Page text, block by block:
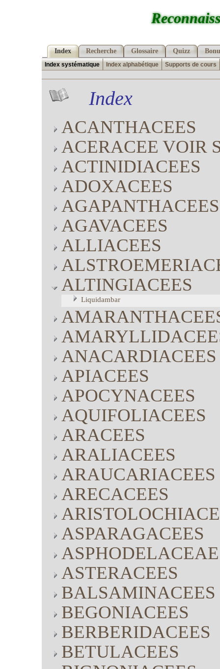
Index Recherche Glossaire Quizz
Index systématique Index alphabétique Supports de cours
Index
ACANTHACEES
ACERACEE VOIR
ACTINIDIACEES
ADOXACEES
AGAPANTHACEES
AGAVACEES
ALLIACEES
ALTINGIACEES
Liquidambar
ANACARDIACEES
APIACEES
APOCYNACEES
AQUIFOLIACEES
ARACEES
ARALIACEES
ARAUCARIACEES
ARECACEES
ASPARAGACEES
ASPHODELACEAE
ASTERACEES
BALSAMINACEES
BEGONIACEES
BERBERIDACEES
BETULACEES